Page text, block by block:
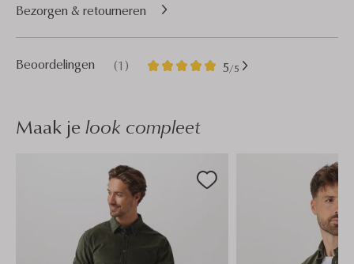
Beoordelingen (1) 5/5
1
5
Bezorgen & retourneren
Maak je look compleet